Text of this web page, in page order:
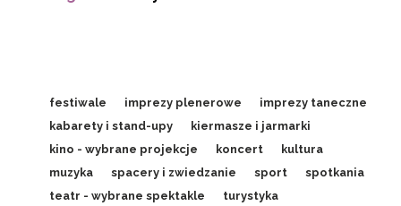
festiwale imprezy plenerowe
imprezy taneczne
kabarety i stand-upy
kiermasze i jarmarki
kino - wybrane projekcje
koncert
kultura
muzyka
spacery i zwiedzanie sport
spotkania
teatr - wybrane spektakle
turystyka